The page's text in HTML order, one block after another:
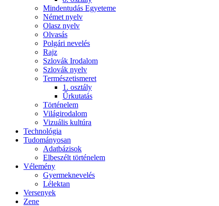
Mindentudás Egyeteme
Német nyelv
Olasz nyelv
Olvasás
Polgári nevelés
Rajz
Szlovák Irodalom
Szlovák nyelv
Természetismeret
1. osztály
Űrkutatás
Történelem
Világirodalom
Vizuális kultúra
Technológia
Tudományosan
Adatbázisok
Elbeszélt történelem
Vélemény
Gyermeknevelés
Lélektan
Versenyek
Zene